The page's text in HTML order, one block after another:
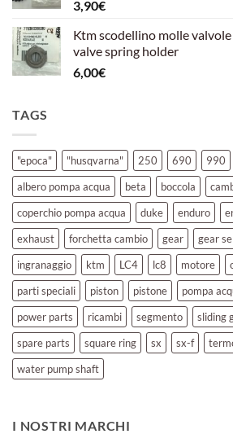
3,90€
Ktm scodellino molle
valve spring holder
6,00€
TAGS
"epoca" "husqvarna" 250 690 990
albero pompa acqua
beta boccola
coperchio pompa acqua
duke enduro
exhaust
forchetta cambio gear
gear
ingranaggio
ktm LC4 lc8 motore
parti speciali
piston pistone pompa
power parts
ricambi segmento sliding
spare parts
square ring sx sx-f
water pump shaft
I NOSTRI MARCHI